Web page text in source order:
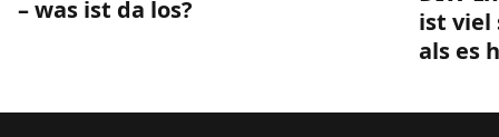
– was ist da los?
ist viel
als es